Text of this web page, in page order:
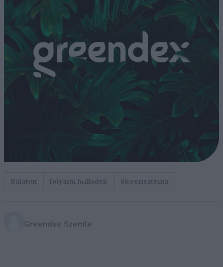
Balaton folyami hulladék ökoszisztéma
Greendex Szemle